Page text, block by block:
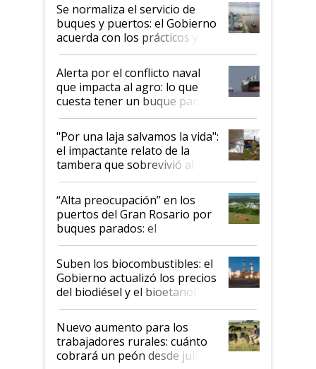
Se normaliza el servicio de
buques y puertos: el Gobierno
acuerda con los prácticos y
suspende el decreto de
desregulación
Alerta por el conflicto naval
que impacta al agro: lo que
cuesta tener un buque parado
y el peligro de que Argentina
pase a ser "país sucio"
"Por una laja salvamos la vida":
el impactante relato de la
tambera que sobrevivió al
tornado
“Alta preocupación” en los
puertos del Gran Rosario por
buques parados: el
funcionamiento de las
exportadoras en tensión tras
la medida de fuerza de los
prácticos
Suben los biocombustibles: el
Gobierno actualizó los precios
del biodiésel y el bioetanol
Nuevo aumento para los
trabajadores rurales: cuánto
cobrará un peón desde julio